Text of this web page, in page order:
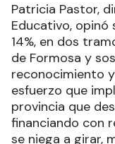
Patricia Pastor,
Educativo, opinó
14%, en dos
de Formosa y
reconocimiento
esfuerzo que
provincia que
financiando con
se niega a girar,